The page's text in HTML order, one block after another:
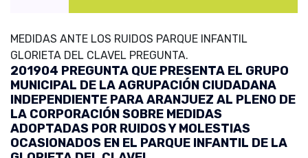
MEDIDAS ANTE LOS RUIDOS PARQUE INFANTIL
GLORIETA DEL CLAVEL PREGUNTA.
201904 PREGUNTA QUE PRESENTA EL GRUPO
MUNICIPAL DE LA AGRUPACIÓN CIUDADANA
INDEPENDIENTE PARA ARANJUEZ AL PLENO DE
LA CORPORACIÓN SOBRE MEDIDAS
ADOPTADAS POR RUIDOS Y MOLESTIAS
OCASIONADOS EN EL PARQUE INFANTIL DE LA